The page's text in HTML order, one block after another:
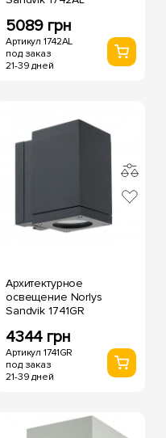
5089 грн
Артикул 1742AL
под заказ
21-39 дней
Архитектурное
освещение Norlys
Sandvik 1741GR
4344 грн
Артикул 1741GR
под заказ
21-39 дней